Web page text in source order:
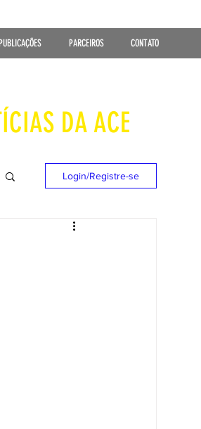
PUBLICAÇÕES PARCEIROS CONTATO
DA ACE
Login/Registre-se